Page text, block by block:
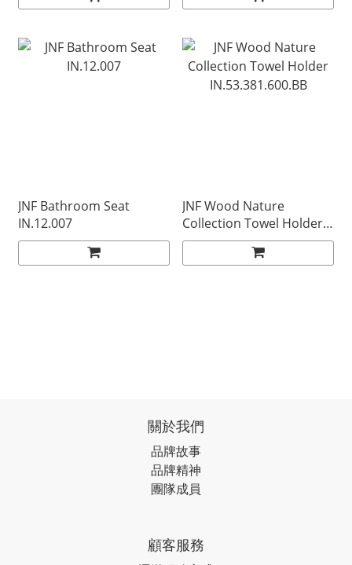
JNF Bathroom Seat
IN.12.007
JNF Wood Nature
Collection Towel Holder
IN.53.381.600.BB
關於我們
品牌故事
品牌精神
團隊成員
顧客服務